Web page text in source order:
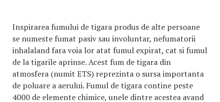
Inspirarea fumului de tigara produs de alte persoane
se numeste fumat pasiv sau involuntar, nefumatorii
inhalaland fara voia lor atat fumul expirat, cat si fumul
de la tigarile aprinse. Acest fum de tigara din
atmosfera (numit ETS) reprezinta o sursa importanta
de poluare a aerului. Fumul de tigara contine peste
4000 de elemente chimice, unele dintre acestea avand